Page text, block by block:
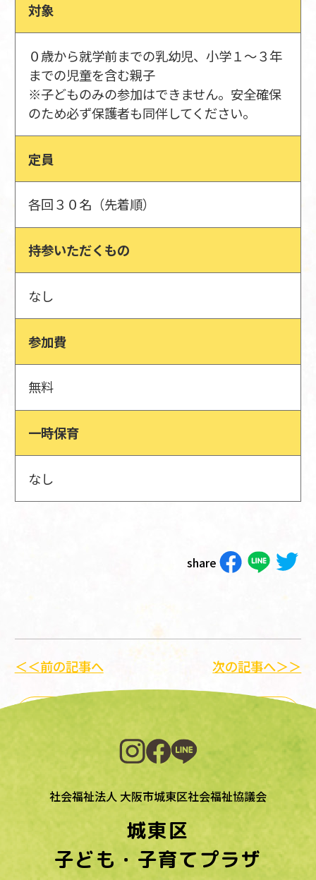
対象
０歳から就学前までの乳幼児、小学１～３年
までの児童を含む親子
※子どものみの参加はできません。安全確保
のため必ず保護者も同伴してください。
定員
各回３０名（先着順）
持参いただくもの
なし
参加費
無料
一時保育
なし
share
＜＜前の記事へ
一覧に戻る
次の記事へ＞＞
社会福祉法人 大阪市城東区社会福祉協議会
城東区
子ども・子育てプラザ